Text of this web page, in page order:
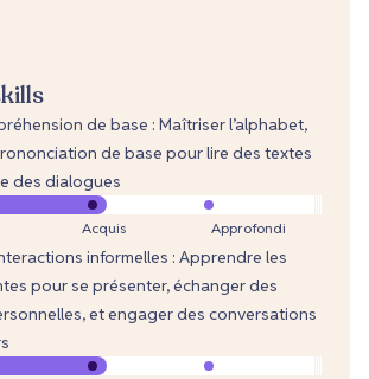
de base : Maîtriser l’alphabet,
de base pour lire des textes
des dialogues
Acquis Approfondi
informelles : Apprendre les
pour se présenter, échanger des
et engager des conversations